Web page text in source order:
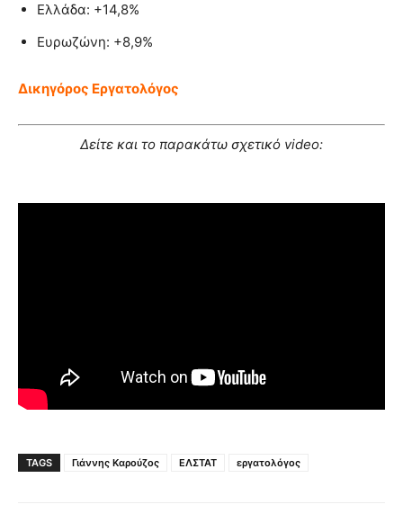
Ελλάδα: +14,8%
Ευρωζώνη: +8,9%
Δικηγόρος Εργατολόγος
Δείτε και το παρακάτω σχετικό video:
TAGS Γιάννης Καρούζος ΕΛΣΤΑΤ εργατολόγος